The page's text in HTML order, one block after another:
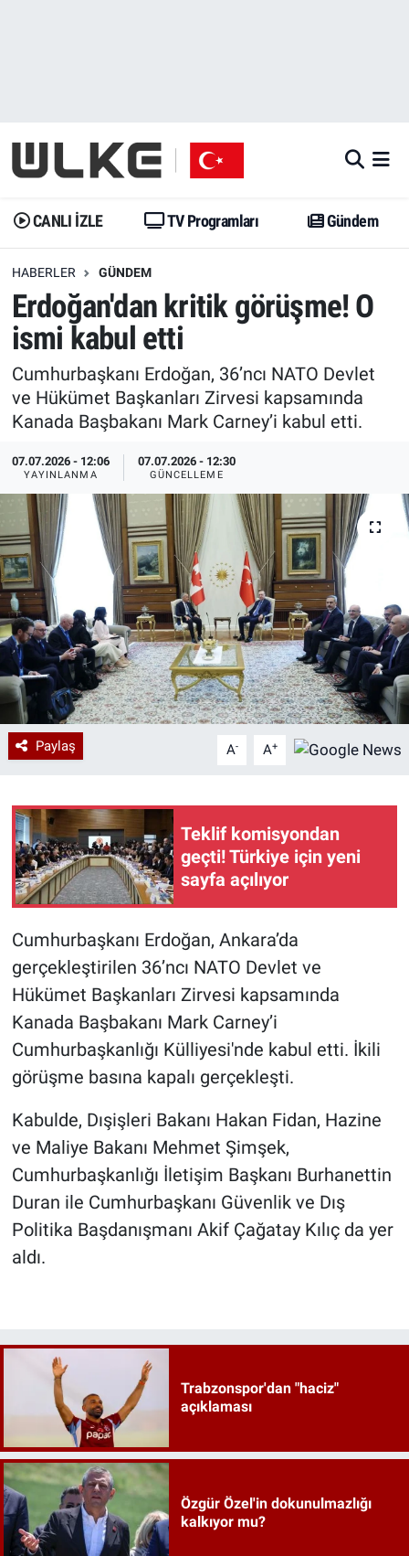
CANLI İZLE TV Programları Gündem
HABERLER GÜNDEM
Erdoğan'dan kritik görüşme! O
ismi kabul etti
Cumhurbaşkanı Erdoğan, 36’ncı NATO Devlet
ve Hükümet Başkanları Zirvesi kapsamında
Kanada Başbakanı Mark Carney’i kabul etti.
07.07.2026 - 12:06
YAYINLANMA
07.07.2026 - 12:30
GÜNCELLEME
Paylaş A- A+
Teklif komisyondan
geçti! Türkiye için yeni
sayfa açılıyor
Cumhurbaşkanı Erdoğan, Ankara’da
gerçekleştirilen 36’ncı NATO Devlet ve
Hükümet Başkanları Zirvesi kapsamında
Kanada Başbakanı Mark Carney’i
Cumhurbaşkanlığı Külliyesi'nde kabul etti. İkili
görüşme basına kapalı gerçekleşti.
Kabulde, Dışişleri Bakanı Hakan Fidan, Hazine
ve Maliye Bakanı Mehmet Şimşek,
Cumhurbaşkanlığı İletişim Başkanı Burhanettin
Duran ile Cumhurbaşkanı Güvenlik ve Dış
Politika Başdanışmanı Akif Çağatay Kılıç da yer
aldı.
Trabzonspor'dan "haciz"
açıklaması
Özgür Özel'in dokunulmazlığı
kalkıyor mu?
Gündem
Dünya
Erişim Bilgileri
Ekonomi
Trend
Yazarlar
Gündem
Trend
Erişim Bilgileri
Spor
Ekonomi
Medya
Özel Haberler
Kadın
Erişim Bilgileri
Sağlık
Teknoloji
İstanbul Namaz Vakitleri
Trafik Durumu
Erişim Bilgileri
Tüm Manşetler
Son Dakika Haberleri